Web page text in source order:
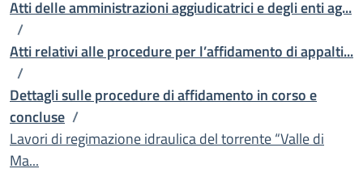
Atti delle amministrazioni aggiudicatrici e degli enti ag...
/
Atti relativi alle procedure per l’affidamento di appalti...
/
Dettagli sulle procedure di affidamento in corso e
concluse /
Lavori di regimazione idraulica del torrente “Valle di
Ma...